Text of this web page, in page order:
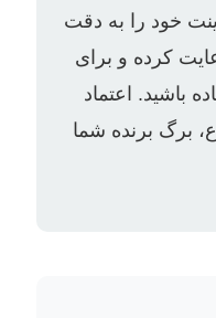
خود را به دقت
کرده و برای
باشید. اعتماد
برگ برنده شما